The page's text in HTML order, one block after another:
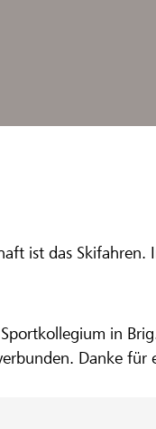
ist das
in
Danke für